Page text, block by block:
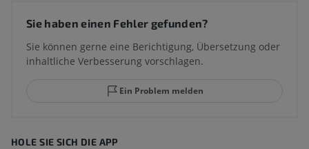
Sie haben einen Fehler gefunden?
Sie können gerne eine Berichtigung, Übersetzung oder
inhaltliche Verbesserung vorschlagen.
Ein Problem melden
HOLE SIE SICH DIE APP